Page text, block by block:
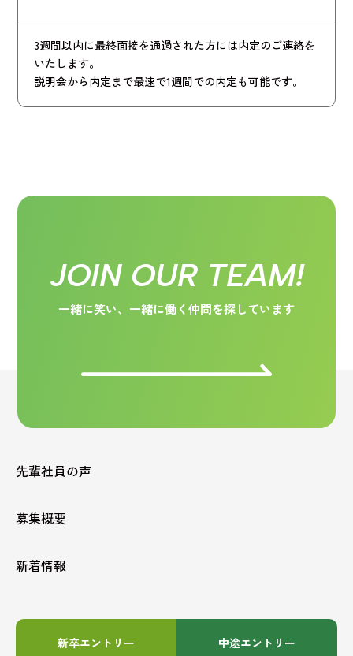
3週間以内に最終面接を通過された方には内定のご連絡を
いたします。
説明会から内定まで最速で1週間での内定も可能です。
JOIN OUR TEAM!
一緒に笑い、一緒に働く仲間を探しています
先輩社員の声
募集概要
新着情報
新卒エントリー 中途エントリー